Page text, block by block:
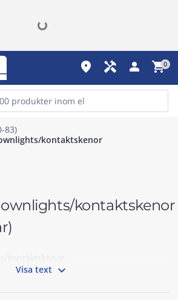
place handyman person shopping_cart0
83)
kontaktskenor
kontaktskenor
kontaktskenor
Visa text 